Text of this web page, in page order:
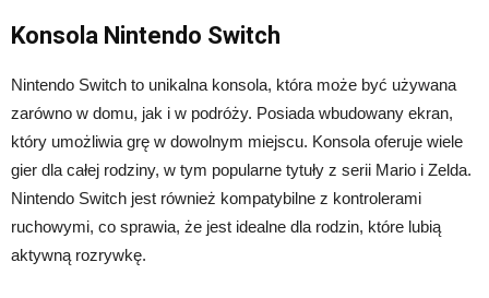
Konsola Nintendo Switch
Nintendo Switch to unikalna konsola, która może być używana
zarówno w domu, jak i w podróży. Posiada wbudowany ekran,
który umożliwia grę w dowolnym miejscu. Konsola oferuje wiele
gier dla całej rodziny, w tym popularne tytuły z serii Mario i Zelda.
Nintendo Switch jest również kompatybilne z kontrolerami
ruchowymi, co sprawia, że jest idealne dla rodzin, które lubią
aktywną rozrywkę.